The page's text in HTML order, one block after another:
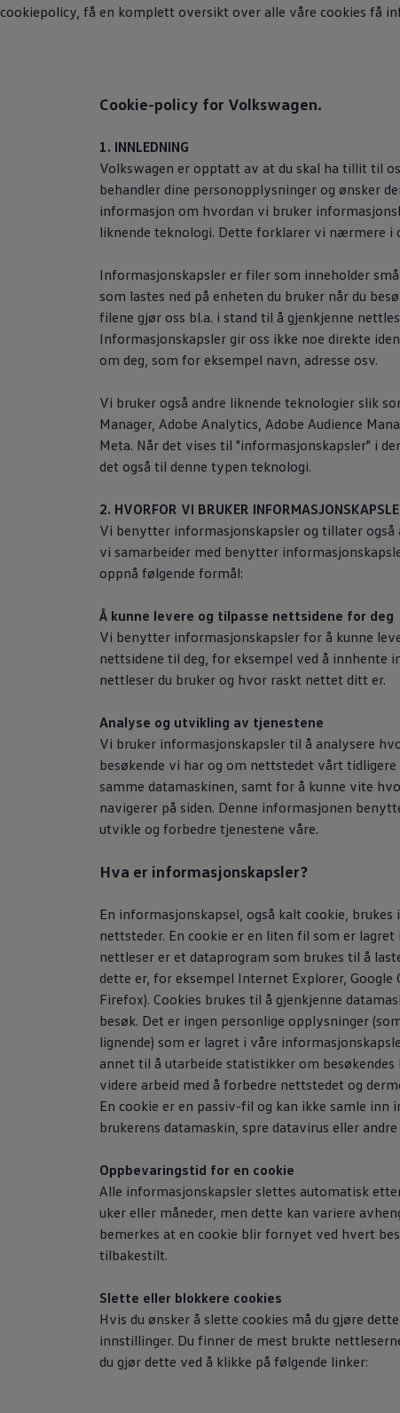
Kundeløfter
Connect Pro
Billån
Ladekort fra Volkswagen
Hjemmelading
Hurtiglading
Ruteplanlegger
Elbillader
Oppgitt vs. faktisk rekkevidde
Min Volkswagen
myVolkswagen
Biltilbehør
Programvareoppdateringer
Videoveiledninger
Varsellamper
Digitale tjenester
Connect Shop
Apper og tjenester
App-Connect
Bilhold
Nybilgaranti
Verkstedtjenester
Veihjelp og bilberging
Service på elbil
Serviceavtale
Hvorfor velge merkeverksted
cookiepolicy, få en komplett oversikt over alle våre cookies få
Cookie-policy for Volkswagen.
1. INNLEDNING
Volkswagen er opptatt av at du skal ha tillit til
behandler dine personopplysninger og ønsker
informasjon om hvordan vi bruker
liknende teknologi. Dette forklarer vi nærmere i
Informasjonskapsler er filer som inneholder
som lastes ned på enheten du bruker når du
filene gjør oss bl.a. i stand til å gjenkjenne
Informasjonskapsler gir oss ikke noe direkte
om deg, som for eksempel navn, adresse osv.
Vi bruker også andre liknende teknologier slik
Manager, Adobe Analytics, Adobe Audience
Meta. Når det vises til "informasjonskapsler" i
det også til denne typen teknologi.
2. HVORFOR VI BRUKER
Vi benytter informasjonskapsler og tillater
vi samarbeider med benytter
oppnå følgende formål:
Å kunne levere og tilpasse nettsidene for deg
Vi benytter informasjonskapsler for å kunne
nettsidene til deg, for eksempel ved å innhente
nettleser du bruker og hvor raskt nettet ditt er.
Analyse og utvikling av tjenestene
Vi bruker informasjonskapsler til å analysere
besøkende vi har og om nettstedet vårt
samme datamaskinen, samt for å kunne vite
navigerer på siden. Denne informasjonen
utvikle og forbedre tjenestene våre.
Hva er informasjonskapsler?
En informasjonskapsel, også kalt cookie, brukes
nettsteder. En cookie er en liten fil som er lagret
nettleser er et dataprogram som brukes til å
dette er, for eksempel Internet Explorer, Google
Firefox). Cookies brukes til å gjenkjenne
besøk. Det er ingen personlige opplysninger
lignende) som er lagret i våre
annet til å utarbeide statistikker om
videre arbeid med å forbedre nettstedet og
En cookie er en passiv-fil og kan ikke samle inn
brukerens datamaskin, spre datavirus eller
Oppbevaringstid for en cookie
Alle informasjonskapsler slettes automatisk
uker eller måneder, men dette kan variere
bemerkes at en cookie blir fornyet ved hvert
tilbakestilt.
Slette eller blokkere cookies
Hvis du ønsker å slette cookies må du gjøre
innstillinger. Du finner de mest brukte
du gjør dette ved å klikke på følgende linker: